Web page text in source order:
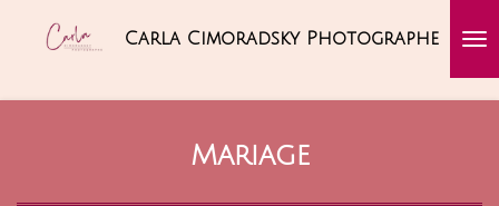
Passer
Carla Cimoradsky Photographe
Mariage